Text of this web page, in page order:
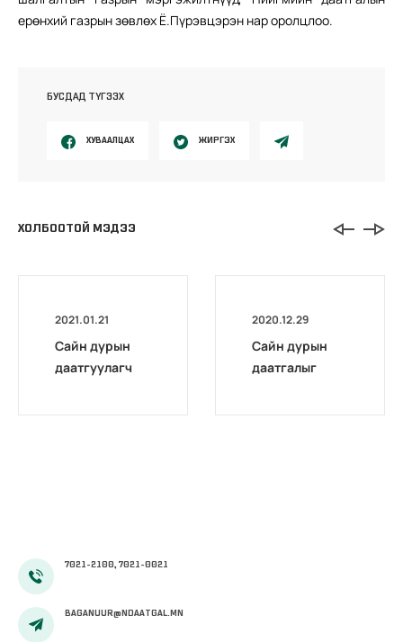
ерөнхий газрын зөвлөх Ё.Пүрэвцэрэн нар оролцлоо.
БУСДАД ТҮГЭЭХ
ХУВААЛЦАХ ЖИРГЭХ
ХОЛБООТОЙ МЭДЭЭ
2021.01.21
Сайн дурын
даатгуулагч
2020.12.29
Сайн дурын
даатгалыг
7021-2100, 7021-0021
BAGANUUR@NDAATGAL.MN